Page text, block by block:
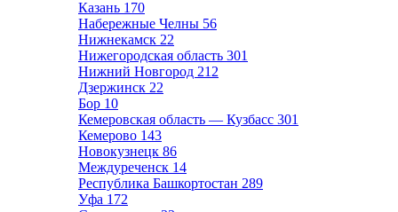
Казань 170
Набережные Челны 56
Нижнекамск 22
Нижегородская область 301
Нижний Новгород 212
Дзержинск 22
Бор 10
Кемеровская область — Кузбасс 301
Кемерово 143
Новокузнецк 86
Междуреченск 14
Республика Башкортостан 289
Уфа 172